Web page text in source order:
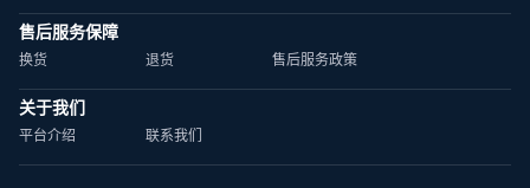
售后服务保障
换货 退货 售后服务政策
关于我们
平台介绍 联系我们